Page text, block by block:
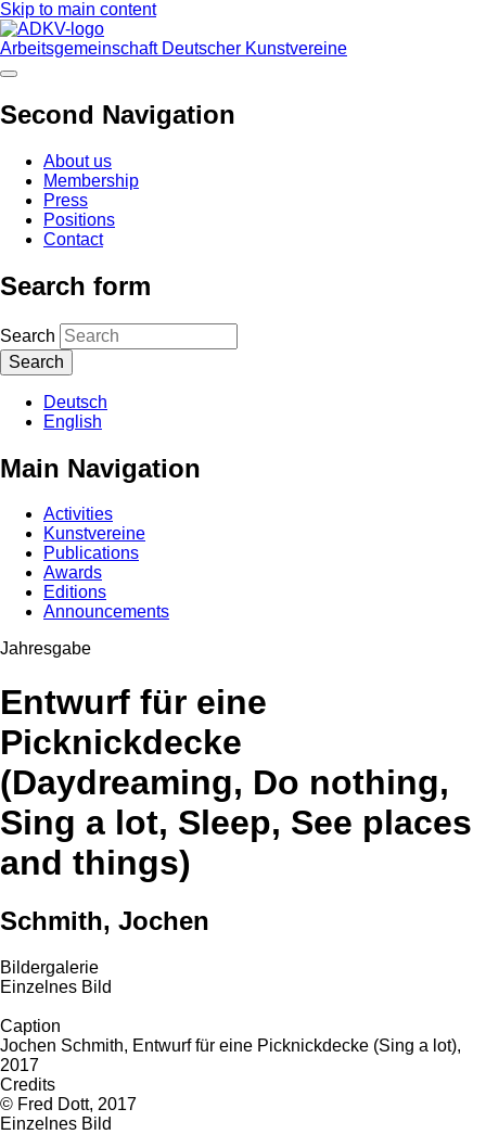
Skip to main content
Arbeitsgemeinschaft Deutscher Kunstvereine
Second Navigation
About us
Membership
Press
Positions
Contact
Search form
Search
Deutsch
English
Main Navigation
Activities
Kunstvereine
Publications
Awards
Editions
Announcements
Jahresgabe
Entwurf für eine
Picknickdecke
(Daydreaming, Do nothing,
Sing a lot, Sleep, See places
and things)
Schmith, Jochen
Bildergalerie
Einzelnes Bild
Caption
Jochen Schmith, Entwurf für eine Picknickdecke (Sing a lot),
2017
Credits
© Fred Dott, 2017
Einzelnes Bild